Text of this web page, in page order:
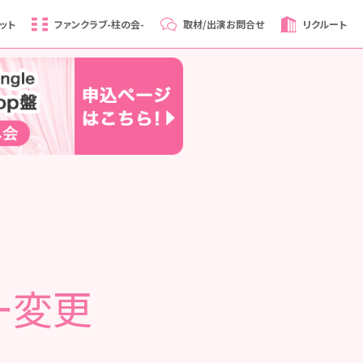
ト ファンクラブ-柱の会- 取材/出演お問合せ リクルート
更